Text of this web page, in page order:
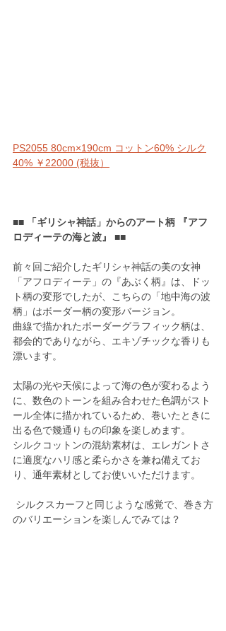
PS2055 80cm×190cm コットン60% シルク
40% ￥22000 (税抜）
■■ 「ギリシャ神話」からのアート柄 『アフ
ロディーテの海と波』 ■■
前々回ご紹介したギリシャ神話の美の女神
「アフロディーテ」の『あぶく柄』は、ドッ
ト柄の変形でしたが、こちらの「地中海の波
柄」はボーダー柄の変形バージョン。
曲線で描かれたボーダーグラフィック柄は、
都会的でありながら、エキゾチックな香りも
漂います。
太陽の光や天候によって海の色が変わるよう
に、数色のトーンを組み合わせた色調がスト
ール全体に描かれているため、巻いたときに
出る色で幾通りもの印象を楽しめます。
シルクコットンの混紡素材は、エレガントさ
に適度なハリ感と柔らかさを兼ね備えてお
り、通年素材としてお使いいただけます。
のバリエーションを楽しんでみては？